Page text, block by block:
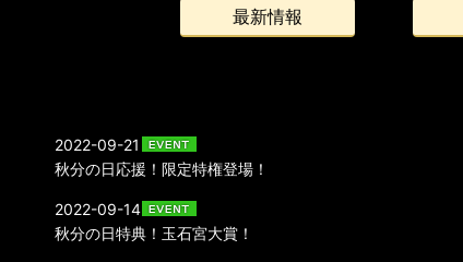
最新情報
秋分の日応援！限定特権登場！
2022-09-21
秋分の日特典！玉石宮大賞！
2022-09-14